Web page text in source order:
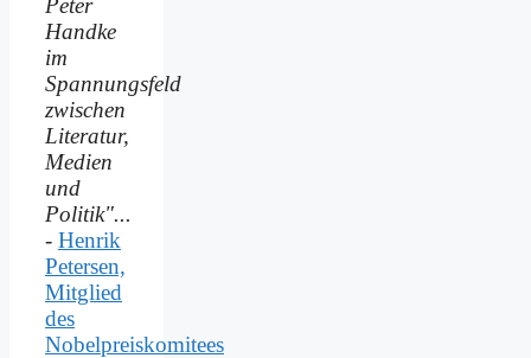
Handke
im
Spannungsfeld
zwischen
Literatur,
Medien
und
Politik"...
- Henrik
Petersen,
Mitglied
des
Nobelpreiskomitees